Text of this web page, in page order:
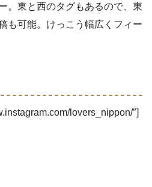
。東と西のタグもあるので、東
も可能。けっこう幅広くフィー
lovers_nippon/″]